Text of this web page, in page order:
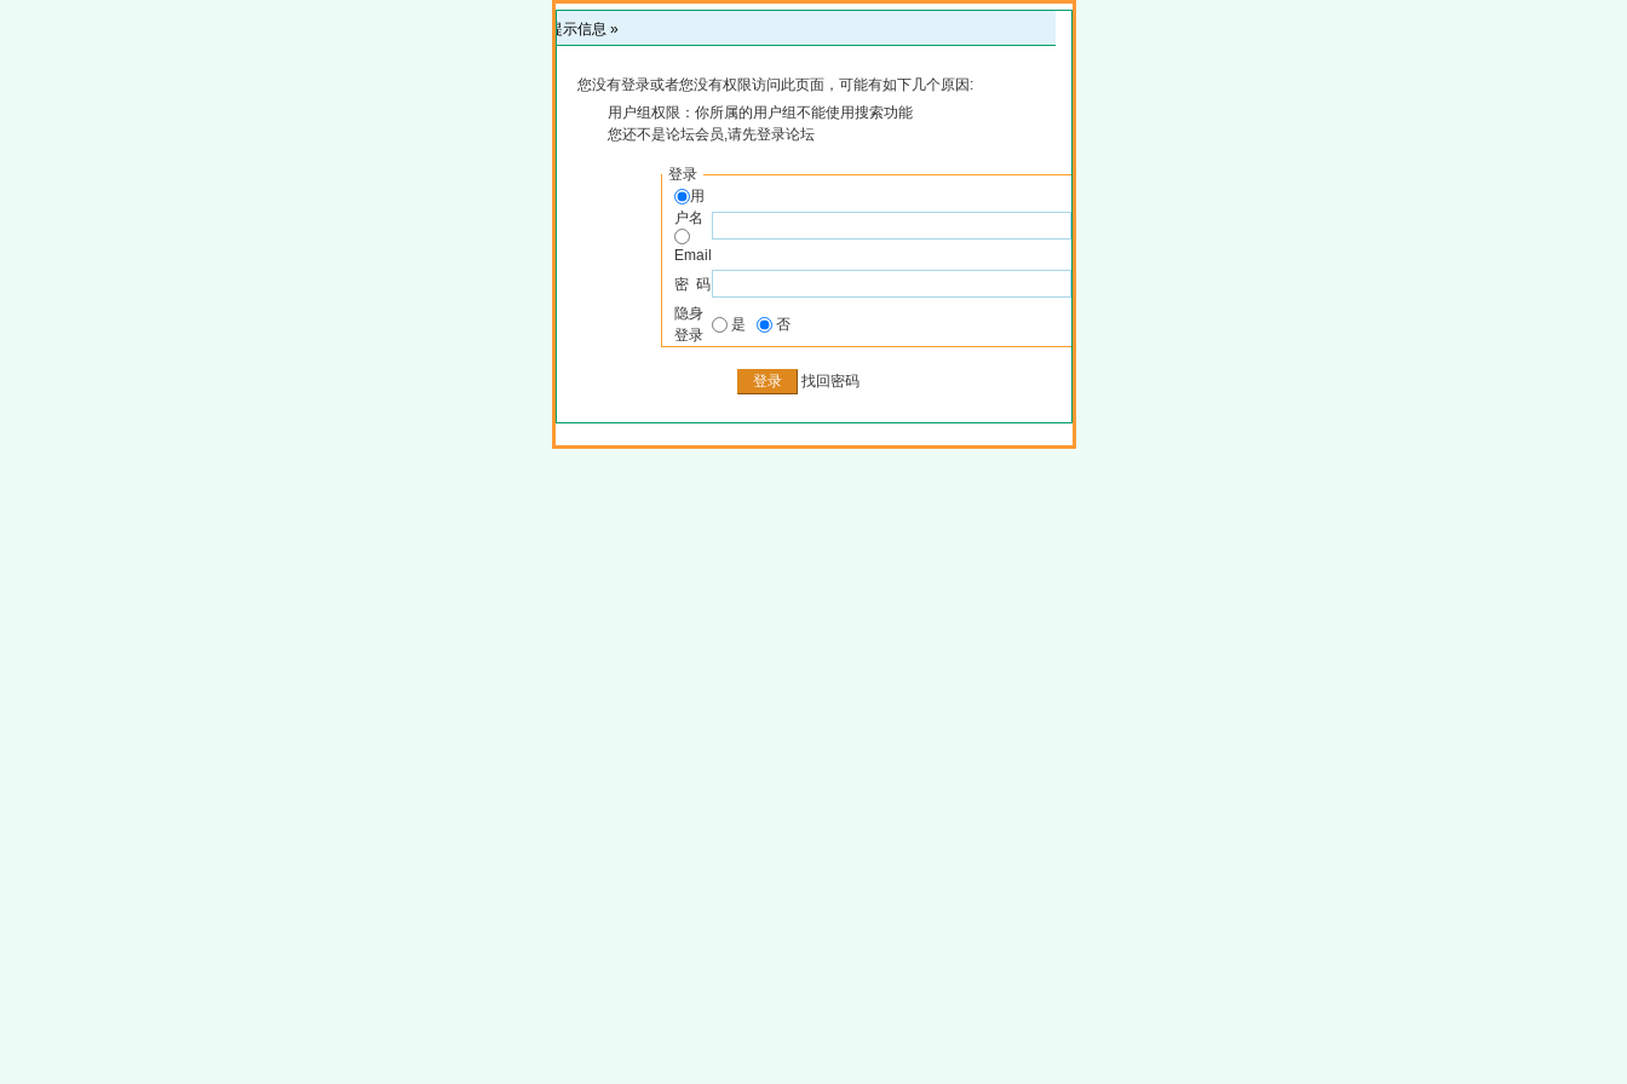
提示信息 »
您没有登录或者您没有权限访问此页面，可能有如下几个原因:
用户组权限：你所属的用户组不能使用搜索功能
您还不是论坛会员,请先登录论坛
登录
用
户名
Email
密 码
隐身
登录
是 否
找回密码